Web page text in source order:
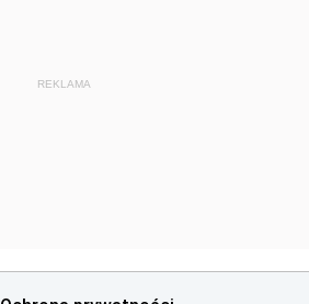
REKLAMA